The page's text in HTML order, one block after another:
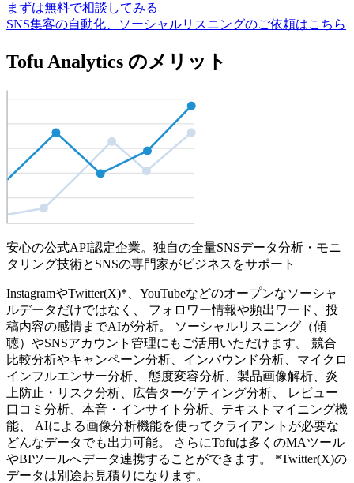
まずは無料で相談してみる
SNS集客の自動化、ソーシャルリスニングのご依頼はこちら
Tofu Analytics のメリット
安心の公式API認定企業。独自の全量SNSデータ分析・モニ
タリング技術とSNSの専門家がビジネスをサポート
InstagramやTwitter(X)*、YouTubeなどのオープンなソーシャ
ルデータだけではなく、 フォロワー情報や頻出ワード、投
稿内容の感情までAIが分析。 ソーシャルリスニング（傾
聴）やSNSアカウント管理にもご活用いただけます。 競合
比較分析やキャンペーン分析、インバウンド分析、マイクロ
インフルエンサー分析、 態度変容分析、製品画像解析、炎
上防止・リスク分析、広告ターゲティング分析、 レビュー
口コミ分析、本音・インサイト分析、テキストマイニング機
能、 AIによる画像分析機能を使ってクライアントが必要な
どんなデータでも出力可能。 さらにTofuは多くのMAツール
やBIツールへデータ連携することができます。 *Twitter(X)の
データは別途お見積りになります。